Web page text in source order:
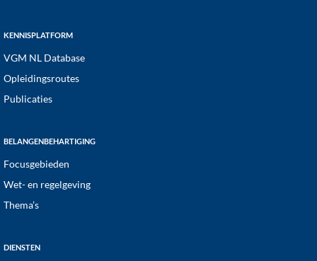
KENNISPLATFORM
VGM NL Database
Opleidingsroutes
Publicaties
BELANGENBEHARTIGING
Focusgebieden
Wet- en regelgeving
Thema’s
DIENSTEN